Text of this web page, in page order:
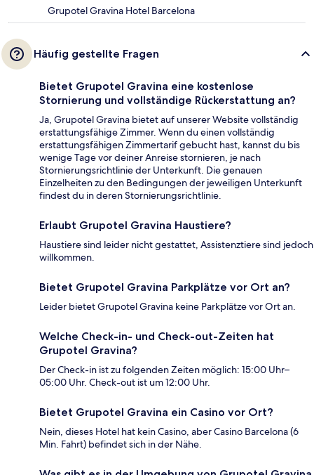
Grupotel Gravina Hotel Barcelona
Häufig gestellte Fragen
Bietet Grupotel Gravina eine kostenlose
Stornierung und vollständige Rückerstattung an?
Ja, Grupotel Gravina bietet auf unserer Website vollständig
erstattungsfähige Zimmer. Wenn du einen vollständig
erstattungsfähigen Zimmertarif gebucht hast, kannst du bis
wenige Tage vor deiner Anreise stornieren, je nach
Stornierungsrichtlinie der Unterkunft. Die genauen
Einzelheiten zu den Bedingungen der jeweiligen Unterkunft
findest du in deren Stornierungsrichtlinie.
Erlaubt Grupotel Gravina Haustiere?
Haustiere sind leider nicht gestattet, Assistenztiere sind jedoch
willkommen.
Bietet Grupotel Gravina Parkplätze vor Ort an?
Leider bietet Grupotel Gravina keine Parkplätze vor Ort an.
Welche Check-in- und Check-out-Zeiten hat
Grupotel Gravina?
Der Check-in ist zu folgenden Zeiten möglich: 15:00 Uhr–
05:00 Uhr. Check-out ist um 12:00 Uhr.
Bietet Grupotel Gravina ein Casino vor Ort?
Nein, dieses Hotel hat kein Casino, aber Casino Barcelona (6
Min. Fahrt) befindet sich in der Nähe.